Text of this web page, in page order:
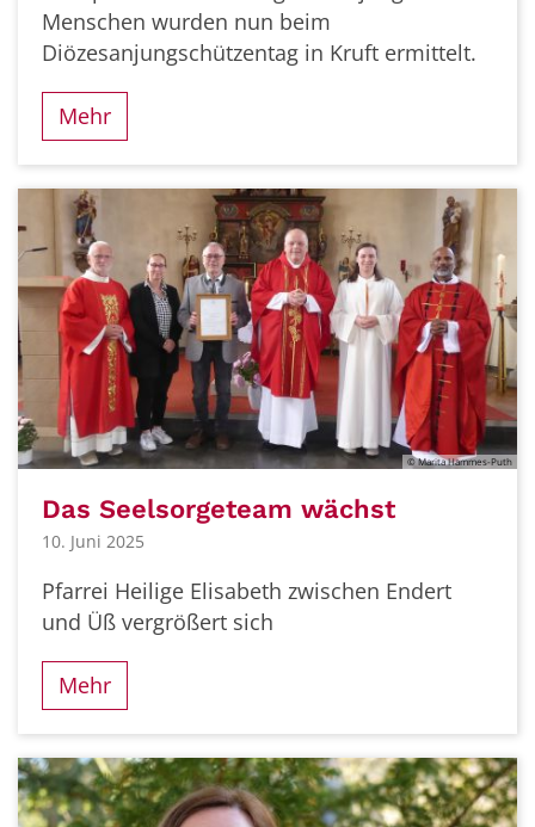
Menschen wurden nun beim
Diözesanjungschützentag in Kruft ermittelt.
Mehr
© Marita Hammes-Puth
Das Seelsorgeteam wächst
10. Juni 2025
Pfarrei Heilige Elisabeth zwischen Endert
und Üß vergrößert sich
Mehr